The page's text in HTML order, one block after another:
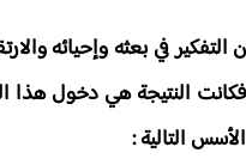
في بعثه وإحيائه
النتيجة هي دخول هذا
التالية :